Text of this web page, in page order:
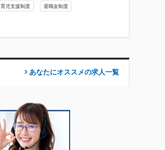
育児支援制度 退職金制度
あなたにオススメの求人一覧